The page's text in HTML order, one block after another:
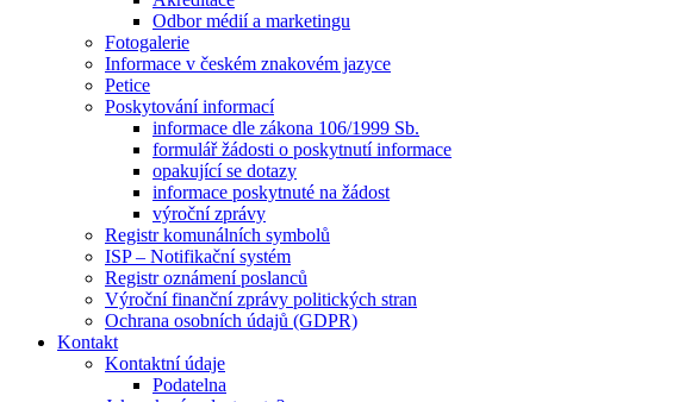
Odbor médií a marketingu
Fotogalerie
Informace v českém znakovém jazyce
Petice
Poskytování informací
informace dle zákona 106/1999 Sb.
formulář žádosti o poskytnutí informace
opakující se dotazy
informace poskytnuté na žádost
výroční zprávy
Registr komunálních symbolů
ISP – Notifikační systém
Registr oznámení poslanců
Výroční finanční zprávy politických stran
Ochrana osobních údajů (GDPR)
Kontakt
Kontaktní údaje
Podatelna